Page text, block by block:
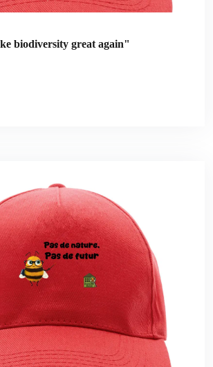
biodiversity great again"